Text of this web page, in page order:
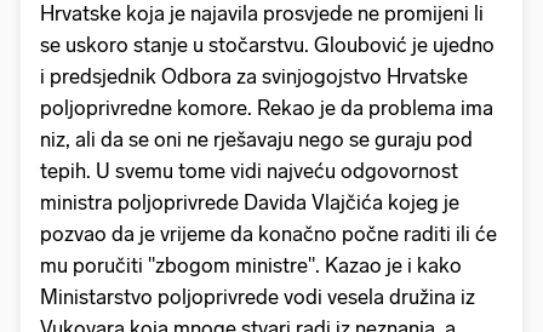
Hrvatske koja je najavila prosvjede ne promijeni li
se uskoro stanje u stočarstvu. Gloubović je ujedno
i predsjednik Odbora za svinjogojstvo Hrvatske
poljoprivredne komore. Rekao je da problema ima
niz, ali da se oni ne rješavaju nego se guraju pod
tepih. U svemu tome vidi najveću odgovornost
ministra poljoprivrede Davida Vlajčića kojeg je
pozvao da je vrijeme da konačno počne raditi ili će
mu poručiti "zbogom ministre". Kazao je i kako
Ministarstvo poljoprivrede vodi vesela družina iz